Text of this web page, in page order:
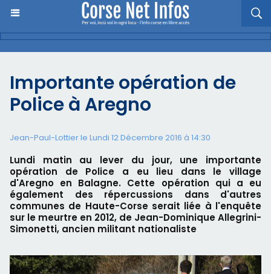
Importante opération de
Police à Aregno
Jean-Paul-Lottier le Lundi 12 Décembre 2016 à 14:30
Lundi matin au lever du jour, une importante
opération de Police a eu lieu dans le village
d'Aregno en Balagne. Cette opération qui a eu
également des répercussions dans d'autres
communes de Haute-Corse serait liée à l'enquête
sur le meurtre en 2012, de Jean-Dominique Allegrini-
Simonetti, ancien militant nationaliste